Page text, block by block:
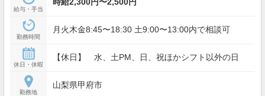
給与・手当
勤務時間
月火木金8:45〜18:30 土9:00〜13:00内で相談可
休日・休暇
【休日】 水、土PM、日、祝ほかシフト以外の日
勤務地
山梨県甲府市